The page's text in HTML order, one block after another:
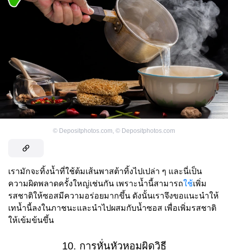
© Depositphotos.com © Depositphotos.com
เรามักจะทิ้งน้ำที่ใช้ต้มเส้นพาสต้าทิ้งไปเปล่า ๆ และนี่เป็น
ความผิดพลาดครั้งใหญ่เช่นกัน เพราะน้ำนี้สามารถใช้เพิ่ม
รสชาติให้ซอสมีความอร่อยมากขึ้น ดังนั้นเราจึงขอแนะนำให้
เทน้ำนี้ลงในภาชนะและนำไปผสมกับน้ำซอส เพื่อเพิ่มรสชาติ
ให้เข้มข้นขึ้น
10. การหั่นหัวหอมผิดวิธี